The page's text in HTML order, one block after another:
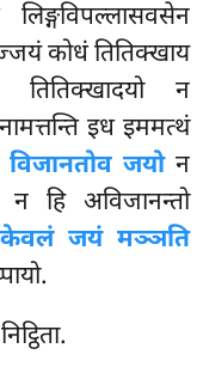
लिङ्गविपल्लासवसेन
कोधं तितिक्खाय
तितिक्खादयो न
इध इममत्थं
विजानतोव जयोन
न हि अविजानन्तो
केवलं जयं मञ्ञति